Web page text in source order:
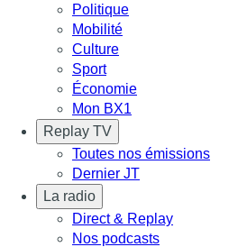
Politique
Mobilité
Culture
Sport
Économie
Mon BX1
Replay TV
Toutes nos émissions
Dernier JT
La radio
Direct & Replay
Nos podcasts